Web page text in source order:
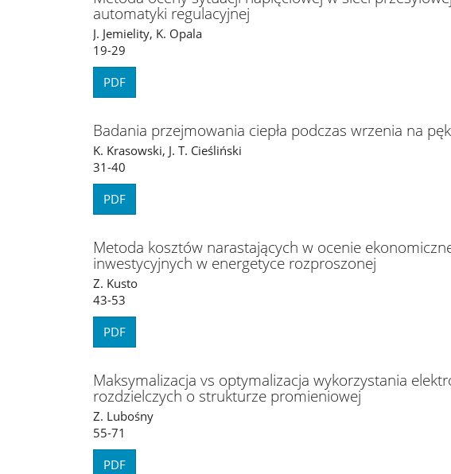
automatyki regulacyjnej
J. Jemielity, K. Opala
19-29
PDF
Badania przejmowania ciepła podczas wrzenia na
K. Krasowski, J. T. Cieśliński
31-40
PDF
Metoda kosztów narastających w ocenie
inwestycyjnych w energetyce rozproszonej
Z. Kusto
43-53
PDF
Maksymalizacja vs optymalizacja wykorzystania
rozdzielczych o strukturze promieniowej
Z. Lubośny
55-71
PDF